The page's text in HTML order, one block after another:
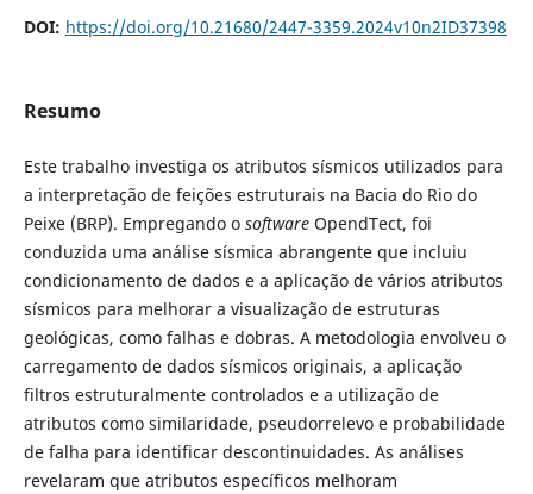
DOI: https://doi.org/10.21680/2447-3359.2024v10n2ID37398
Resumo
Este trabalho investiga os atributos sísmicos utilizados para
a interpretação de feições estruturais na Bacia do Rio do
Peixe (BRP). Empregando o softwareOpendTect, foi
conduzida uma análise sísmica abrangente que incluiu
condicionamento de dados e a aplicação de vários atributos
sísmicos para melhorar a visualização de estruturas
geológicas, como falhas e dobras. A metodologia envolveu o
carregamento de dados sísmicos originais, a aplicação
filtros estruturalmente controlados e a utilização de
atributos como similaridade, pseudorrelevo e probabilidade
de falha para identificar descontinuidades. As análises
revelaram que atributos específicos melhoram